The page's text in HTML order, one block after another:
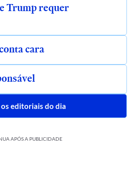
Trump requer
cara
editoriais do dia
APÓS A PUBLICIDADE